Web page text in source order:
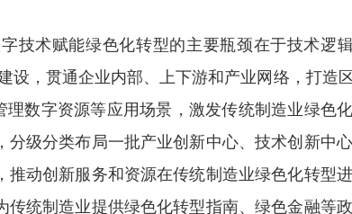
技术赋能绿色化转型的主要瓶颈在于技术逻
设，贯通企业内部、上下游和产业网络，打造
数字资源等应用场景，激发传统制造业绿色
级分类布局一批产业创新中心、技术创新中
动创新服务和资源在传统制造业绿色化转型
统制造业提供绿色化转型指南、绿色金融等